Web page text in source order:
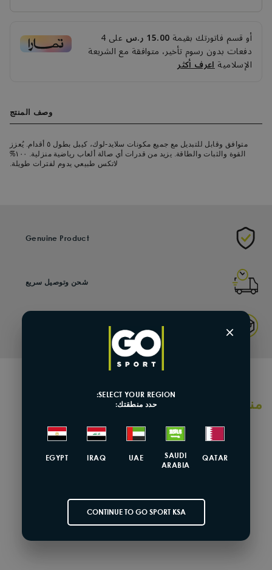
أو قسم فاتورتك بقيمة 15.00 ر.س على 4
دفعات بدون رسوم تأخير، متوافقة مع الشريعة
الإسلاميةاعرف أكثر
وصف المنتج
متوافق وقابل للتبديل مع جميع مكونات سلايد-لوك، كيبل بطول ٥ أقدام. يُعزز
القوة والثبات والطاقة. يزيد من قدرات أي صالة ألعاب رياضية منزلية. ١٠٠%
لاتكس طبيعي يدوم لفترات طويلة.
Genuine Product
شحن وتوصيل سريع
منتجات مشابهة
×
SELECT YOUR REGION:
حدد منطقتك:
QATAR
SAUDI
ARABIA
UAE
IRAQ
EGYPT
CONTINUE TO GO SPORT KSA